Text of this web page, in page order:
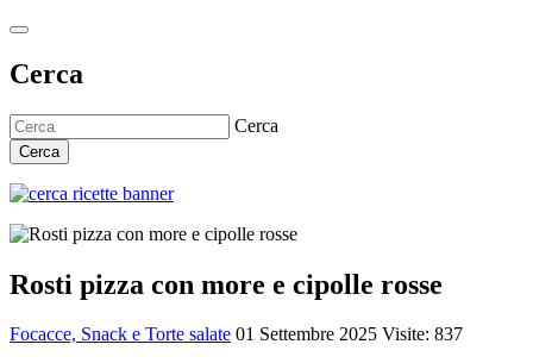
Cerca
Cerca
Cerca
Rosti pizza con more e cipolle rosse
Focacce, Snack e Torte salate 01 Settembre 2025 Visite: 837